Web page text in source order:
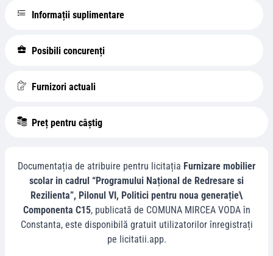
Informații suplimentare
Posibili concurenți
Furnizori actuali
Preț pentru câștig
Documentația de atribuire pentru licitația Furnizare mobilier
scolar in cadrul “Programului Național de Redresare si
Rezilienta”, Pilonul VI, Politici pentru noua generație\
Componenta C15, publicată de COMUNA MIRCEA VODAîn
Constanta, este disponibilă gratuit utilizatorilor înregistrați
pe licitatii.app.